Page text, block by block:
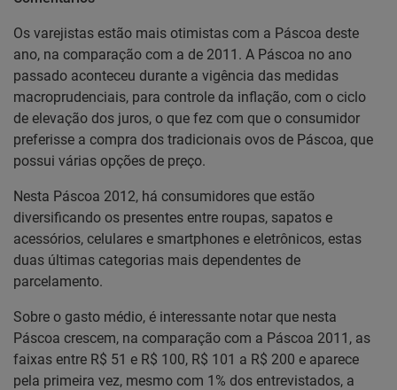
Os varejistas estão mais otimistas com a Páscoa deste
ano, na comparação com a de 2011. A Páscoa no ano
passado aconteceu durante a vigência das medidas
macroprudenciais, para controle da inflação, com o ciclo
de elevação dos juros, o que fez com que o consumidor
preferisse a compra dos tradicionais ovos de Páscoa, que
possui várias opções de preço.
Nesta Páscoa 2012, há consumidores que estão
diversificando os presentes entre roupas, sapatos e
acessórios, celulares e smartphones e eletrônicos, estas
duas últimas categorias mais dependentes de
parcelamento.
Sobre o gasto médio, é interessante notar que nesta
Páscoa crescem, na comparação com a Páscoa 2011, as
faixas entre R$ 51 e R$ 100, R$ 101 a R$ 200 e aparece
pela primeira vez, mesmo com 1% dos entrevistados, a